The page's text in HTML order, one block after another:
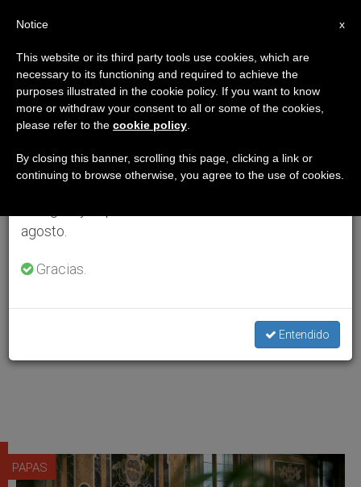
PAPAS
×
Aviso importante
Del 27 de julio al 7 de agosto haremos la pausa
anual, aprovechando que en el periodo de verano
se generan menos informaciones y también el
agosto.
Gracias.
Entendido
x
Notice
This website or its third party tools use cookies, which are
necessary to its functioning and required to achieve the
purposes illustrated in the cookie policy. If you want to know
more or withdraw your consent to all or some of the cookies,
please refer to the cookie policy
By closing this banner, scrolling this page, clicking a link or
continuing to browse otherwise, you agree to the use of cookies.